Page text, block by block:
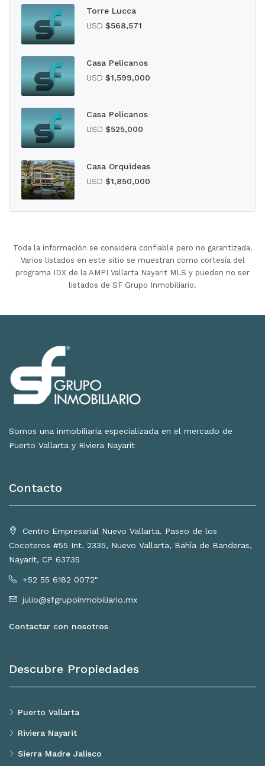
Torre Lucca
USD $568,571
Casa Pelicanos
USD $1,599,000
Casa Pelicanos
USD $525,000
Casa Orquideas
USD $1,850,000
Toda la información se considera confiable pero no garantizada.
Varios listados en este sitio se muestran como cortesía del
programa IDX de la AMPI Vallarta Nayarit MLS y pueden no ser
listados de SF Grupo Inmobiliario.
Somos una inmobiliaria especializada en el mercado de
Puerto Vallarta y Riviera Nayarit
Contacto
Centro Empresarial Nuevo Vallarta. Paseo de los
Cocoteros #55 Int. 2335, Nuevo Vallarta, Bahía de Banderas,
Nayarit, CP 63735
+52 55 6182 0072"
julio@sfgrupoinmobiliario.mx
Contactar con nosotros
Descubre Propiedades
Puerto Vallarta
Riviera Nayarit
Sierra Madre Jalisco